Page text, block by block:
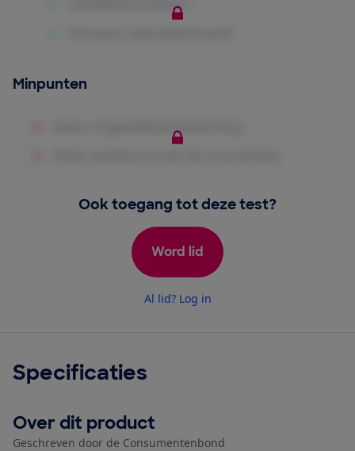
Minpunten
Ook toegang tot deze test?
Word lid
Al lid? Log in
Specificaties
Over dit product
Geschreven door de Consumentenbond